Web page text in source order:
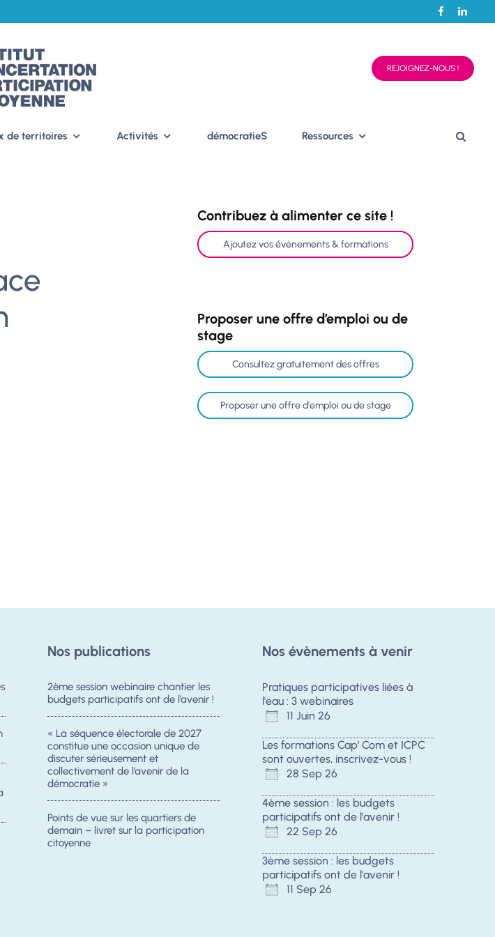
REJOIGNEZ-NOUS !
de territoires Activités démocratieS Ressources
Contribuez à alimenter ce site !
Ajoutez vos événements & formations
Proposer une offre d’emploi ou de
stage
Consultez gratuitement des offres
Proposer une offre d'emploi ou de stage
Nos publications
2ème session webinaire chantier les
budgets participatifs ont de l’avenir !
« La séquence électorale de 2027
constitue une occasion unique de
discuter sérieusement et
collectivement de l’avenir de la
démocratie »
Points de vue sur les quartiers de
demain – livret sur la participation
citoyenne
Nos évènements à venir
Pratiques participatives liées à
l'eau : 3 webinaires
11 Juin 26
Les formations Cap' Com et ICPC
sont ouvertes, inscrivez-vous !
28 Sep 26
4ème session : les budgets
participatifs ont de l'avenir !
22 Sep 26
3ème session : les budgets
participatifs ont de l'avenir !
11 Sep 26